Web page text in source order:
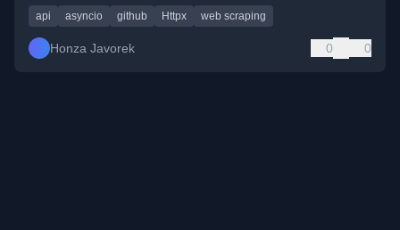
api asyncio github Httpx web scraping
Honza Javorek 0 0